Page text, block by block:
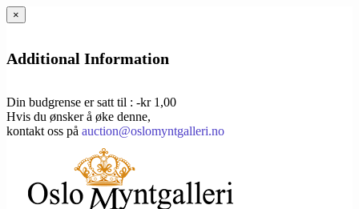
×
Additional Information
Din budgrense er satt til : -kr 1,00
Hvis du ønsker å øke denne,
kontakt oss på auction@oslomyntgalleri.no